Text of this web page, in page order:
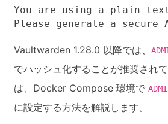
You are using a plain text
Please generate a
Vaultwarden 1.28.0 以降では、
でハッシュ化することが推奨され
は、Docker Compose 環境で
に設定する方法を解説します。